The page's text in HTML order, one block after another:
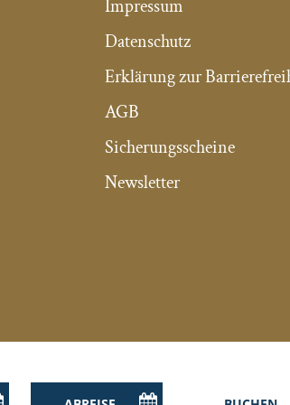
Impressum
Datenschutz
Erklärung zur
AGB
Sicherungsscheine
Newsletter